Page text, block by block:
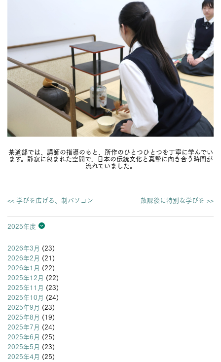
茶道部では、講師の指導のもと、所作のひとつひとつを丁寧に学んでい
ます。静寂に包まれた空間で、日本の伝統文化と真摯に向き合う時間が
流れていました。
<< 学びを広げる、制パソコン 放課後に特別な学びを >>
2025年度
2026年度
2025年度
2024年度
2023年度
2022年度
2021年度
2020年度
2019年度
2018年度
2017年度
2016年度
2015年度
2014年度
2013年度
2026年3月 (23)
2026年2月 (21)
2026年1月 (22)
2025年12月 (22)
2025年11月 (23)
2025年10月 (24)
2025年9月 (23)
2025年8月 (19)
2025年7月 (24)
2025年6月 (25)
2025年5月 (23)
2025年4月 (25)